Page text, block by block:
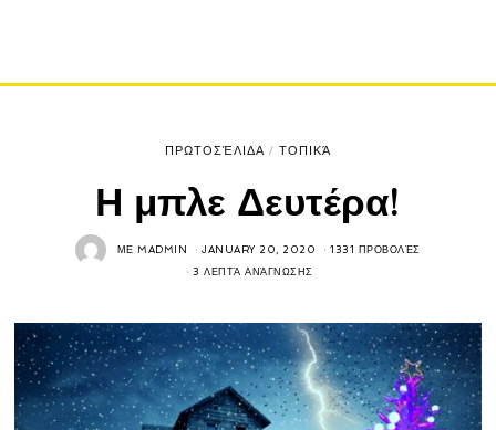
ΠΡΩΤΟΣΈΛΙΔΑ / ΤΟΠΙΚΆ
Η μπλε Δευτέρα!
ΜΕMADMIN JANUARY 20, 2020 1331 ΠΡΟΒΟΛΈΣ
3 ΛΕΠΤΆ ΑΝΆΓΝΩΣΗΣ